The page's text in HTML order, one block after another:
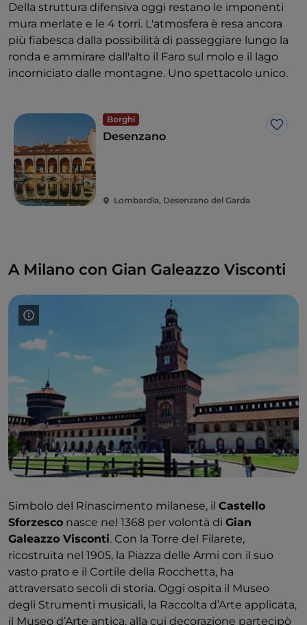
Della struttura difensiva oggi restano le imponenti
mura merlate e le 4 torri. L'atmosfera è resa ancora
più fiabesca dalla possibilità di passeggiare lungo la
ronda e ammirare dall'alto il Faro sul molo e il lago
incorniciato dalle montagne. Uno spettacolo unico.
Borghi
Like
Desenzano
Lombardia, Desenzano del Garda
A Milano con Gian Galeazzo Visconti
Simbolo del Rinascimento milanese, il Castello
Sforzesco nasce nel 1368 per volontà di Gian
Galeazzo Visconti. Con la Torre del Filarete,
ricostruita nel 1905, la Piazza delle Armi con il suo
vasto prato e il Cortile della Rocchetta, ha
attraversato secoli di storia. Oggi ospita il Museo
degli Strumenti musicali, la Raccolta d’Arte applicata,
il Museo d’Arte antica, alla cui decorazione partecipò